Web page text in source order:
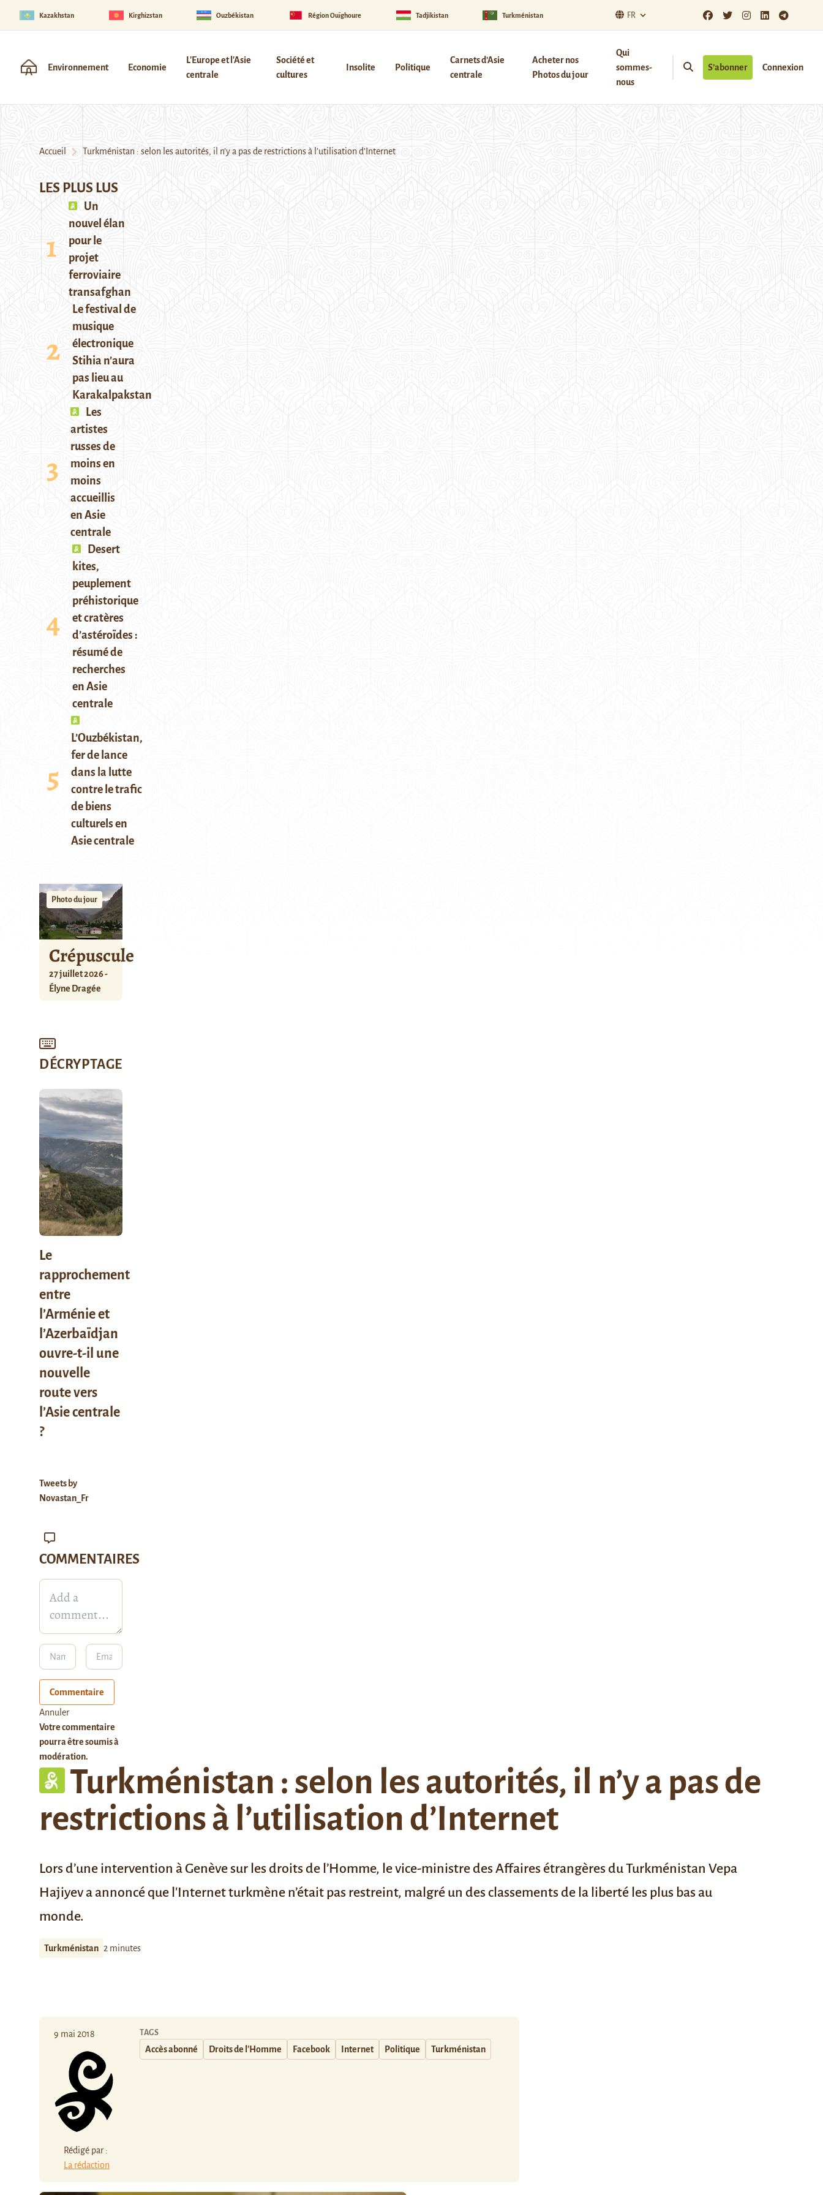
Kazakhstan Kirghizstan Ouzbékistan Région Ouïghoure Tadjikistan Turkménistan FR
Environnement Economie
L'Europe et l'Asie
centrale
Société et
cultures
Insolite Politique
Carnets d’Asie
centrale
Acheter nos
Photos du jour
Qui
sommes-
nous
S’abonner Connexion
Accueil Turkménistan : selon les autorités, il n’y a pas de restrictions à l’utilisation d’Internet
Turkménistan : selon les autorités, il n’y a pas de
restrictions à l’utilisation d’Internet
Lors d’une intervention à Genève sur les droits de l’Homme, le vice-ministre des Affaires étrangères du Turkménistan Vepa
Hajiyev a annoncé que l'Internet turkmène n’était pas restreint, malgré un des classements de la liberté les plus bas au
monde.
Turkménistan 2 minutes
9 mai 2018
Rédigé par :
La rédaction
TAGS
Accès abonné Droits de l'Homme Facebook Internet Politique Turkménistan
LES PLUS LUS
Un
nouvel élan
pour le
projet
ferroviaire
transafghan
Le festival de
musique
électronique
Stihia n’aura
pas lieu au
Karakalpakstan
Les
artistes
russes de
moins en
moins
accueillis
en Asie
centrale
Desert
kites,
peuplement
préhistorique
et cratères
d’astéroïdes :
résumé de
recherches
en Asie
centrale
L’Ouzbékistan,
fer de lance
dans la lutte
contre le trafic
de biens
culturels en
Asie centrale
Photo du jour
Crépuscule
27 juillet 2026 -
Élyne Dragée
DÉCRYPTAGE
Le
rapprochement
entre
l’Arménie et
l’Azerbaïdjan
ouvre-t-il une
nouvelle
route vers
l’Asie centrale
?
Tweets by
Novastan_Fr
COMMENTAIRES
Commentaire
Annuler
Votre commentaire
pourra être soumis à
modération.